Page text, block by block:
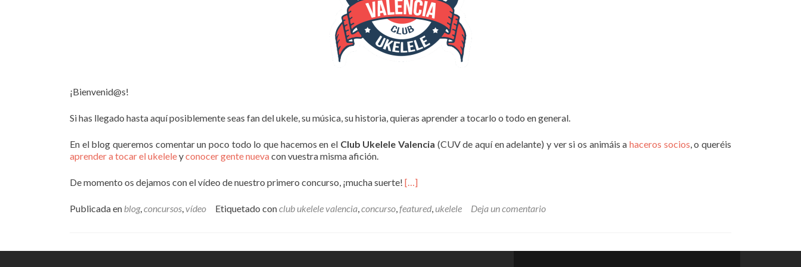
¡Bienvenid@s!
Si has llegado hasta aquí posiblemente seas fan del ukele, su música, su historia, quieras aprender a tocarlo o todo en general.
En el blog queremos comentar un poco todo lo que hacemos en el Club Ukelele Valencia (CUV de aquí en adelante) y ver si os animáis ahaceros socios, o queréis
aprender a tocar el ukeleleyconocer gente nuevacon vuestra misma afición.
De momento os dejamos con el vídeo de nuestro primero concurso, ¡mucha suerte! […]
Publicada en blog,concursos,vídeo Etiquetado conclub ukelele valencia,concurso,featured,ukelele Deja un comentario